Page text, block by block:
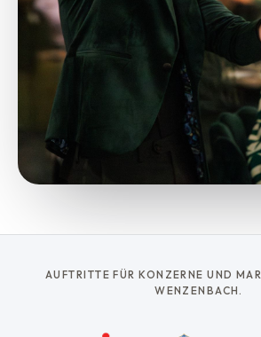
AUFTRITTE FÜR KONZERNE UND
WENZENBACH.